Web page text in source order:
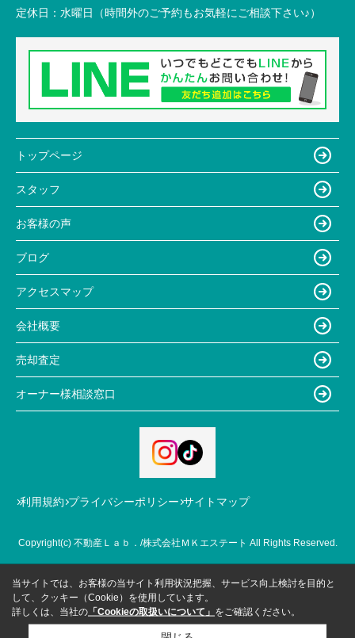
定休日： 水曜日（時間外のご予約もお気軽にご相談下さい♪）
トップページ
スタッフ
お客様の声
ブログ
アクセスマップ
会社概要
売却査定
オーナー様相談窓口
利用規約 プライバシーポリシー サイトマップ
Copyright(c) 不動産Ｌａｂ．/株式会社ＭＫエステート All Rights Reserved.
当サイトでは、お客様の当サイト利用状況把握、サービス向上検討を目的と
して、クッキー（Cookie）を使用しています。
詳しくは、当社の 「Cookieの取扱いについて」 をご確認ください。